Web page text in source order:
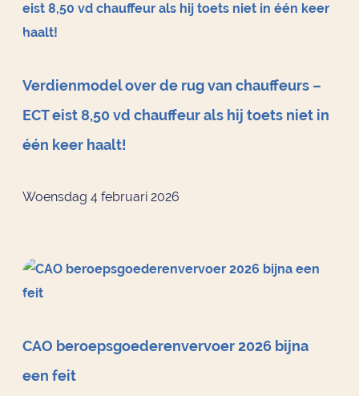
Verdienmodel over de rug van chauffeurs –
ECT eist 8,50 vd chauffeur als hij toets niet in
één keer haalt!
Woensdag 4 februari 2026
CAO beroepsgoederenvervoer 2026 bijna
een feit